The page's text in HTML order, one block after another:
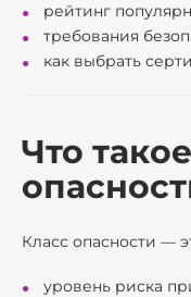
рейтинг
требования
как выбрать
Что
Класс опасности —
уровень риска